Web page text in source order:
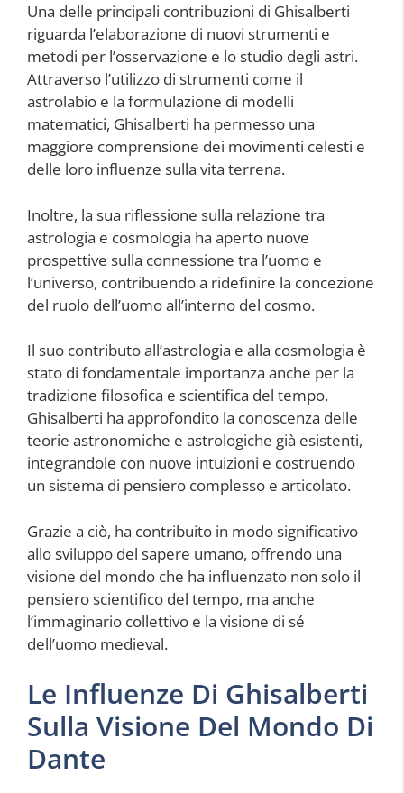
Una delle principali contribuzioni di Ghisalberti
riguarda l’elaborazione di nuovi strumenti e
metodi per l’osservazione e lo studio degli astri.
Attraverso l’utilizzo di strumenti come il
astrolabio e la formulazione di modelli
matematici, Ghisalberti ha permesso una
maggiore comprensione dei movimenti celesti e
delle loro influenze sulla vita terrena.
Inoltre, la sua riflessione sulla relazione tra
astrologia e cosmologia ha aperto nuove
prospettive sulla connessione tra l’uomo e
l’universo, contribuendo a ridefinire la concezione
del ruolo dell’uomo all’interno del cosmo.
Il suo contributo all’astrologia e alla cosmologia è
stato di fondamentale importanza anche per la
tradizione filosofica e scientifica del tempo.
Ghisalberti ha approfondito la conoscenza delle
teorie astronomiche e astrologiche già esistenti,
integrandole con nuove intuizioni e costruendo
un sistema di pensiero complesso e articolato.
Grazie a ciò, ha contribuito in modo significativo
allo sviluppo del sapere umano, offrendo una
visione del mondo che ha influenzato non solo il
pensiero scientifico del tempo, ma anche
l’immaginario collettivo e la visione di sé
dell’uomo medieval.
Le Influenze Di Ghisalberti
Sulla Visione Del Mondo Di
Dante